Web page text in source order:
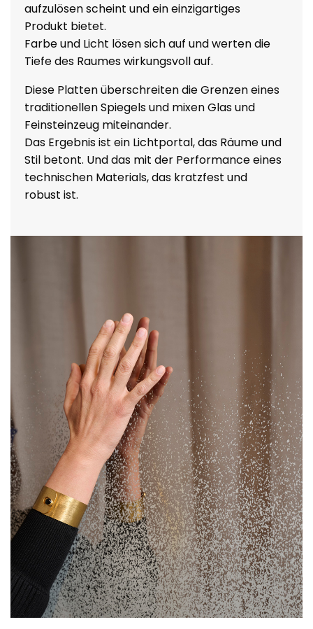
aufzulösen scheint und ein einzigartiges
Produkt bietet.
Farbe und Licht lösen sich auf und werten die
Tiefe des Raumes wirkungsvoll auf.
Diese Platten überschreiten die Grenzen eines
traditionellen Spiegels und mixen Glas und
Feinsteinzeug miteinander.
Das Ergebnis ist ein Lichtportal, das Räume und
Stil betont. Und das mit der Performance eines
technischen Materials, das kratzfest und
robust ist.